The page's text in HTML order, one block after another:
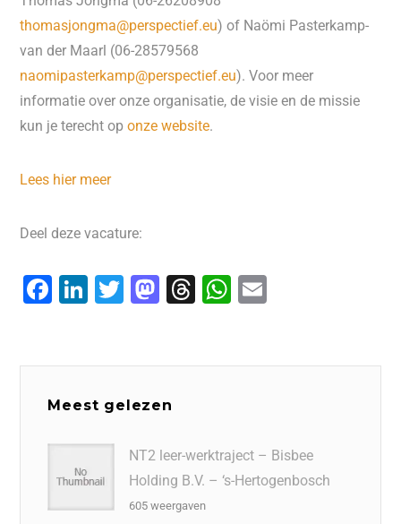
thomasjongma@perspectief.eu) of Naömi Pasterkamp-
van der Maarl (06-28579568
naomipasterkamp@perspectief.eu). Voor meer
informatie over onze organisatie, de visie en de missie
kun je terecht oponze website.
Lees hier meer
Deel deze vacature:
F
e
b
k
Li
e
dI
T
er
M
o
d
n
T
a
W
s
p
l
Meest gelezen
NT2 leer-werktraject – Bisbee
Holding B.V. – ‘s-Hertogenbosch
605 weergaven